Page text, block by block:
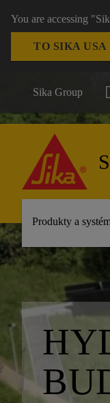
You are accessing
TO SIKA USA
Sika Group
Produkty a